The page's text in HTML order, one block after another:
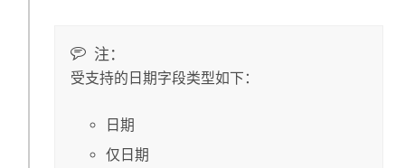
注：
受支持的日期字段类型如下：
日期
仅日期